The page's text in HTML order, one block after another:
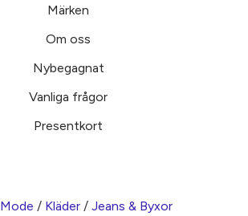
Märken
Om oss
Nybegagnat
Vanliga frågor
Presentkort
Mode / Kläder / Jeans & Byxor